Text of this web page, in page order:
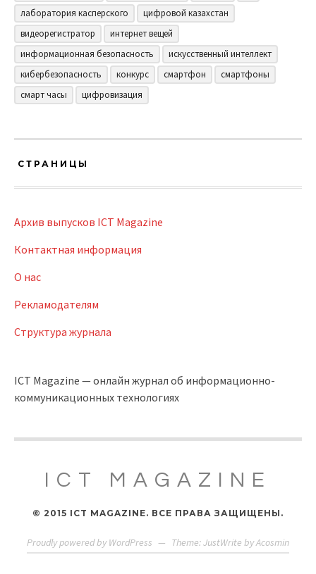
лаборатория касперского
цифровой казахстан
видеорегистратор
интернет вещей
информационная безопасность
искусственный интеллект
кибербезопасность
конкурс смартфон
смартфоны
смарт часы
цифровизация
СТРАНИЦЫ
Архив выпусков ICT Magazine
Контактная информация
О нас
Рекламодателям
Структура журнала
ICT Magazine — онлайн журнал об информационно-
коммуникационных технологиях
ICT MAGAZINE
© 2015 ICT MAGAZINE. ВСЕ ПРАВА ЗАЩИЩЕНЫ.
Proudly powered by WordPress — Theme: JustWrite byAcosmin